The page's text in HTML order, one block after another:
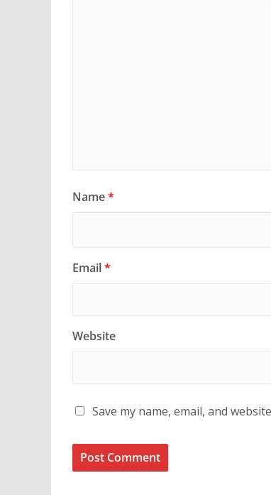
Name*
Email*
Website
Save my name, email, and